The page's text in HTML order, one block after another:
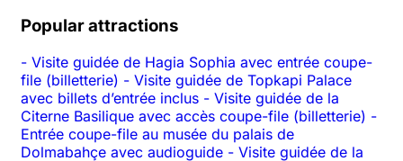
Popular attractions
- Visite guidée de Hagia Sophia avec entrée coupe-
file (billetterie) - Visite guidée de Topkapi Palace
avec billets d’entrée inclus - Visite guidée de la
Citerne Basilique avec accès coupe-file (billetterie) -
Entrée coupe-file au musée du palais de
Dolmabahçe avec audioguide - Visite guidée de la